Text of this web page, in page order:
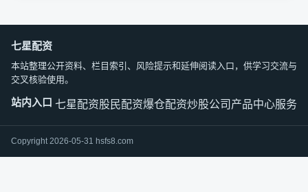
七星配资
本站整理公开资料、栏目索引、风险提示和延伸阅读入口，供学习交流与
交叉核验使用。
站内入口 七星配资股民配资爆仓配资炒股公司 产品中心服务
Copyright 2026-05-31 hsfs8.com